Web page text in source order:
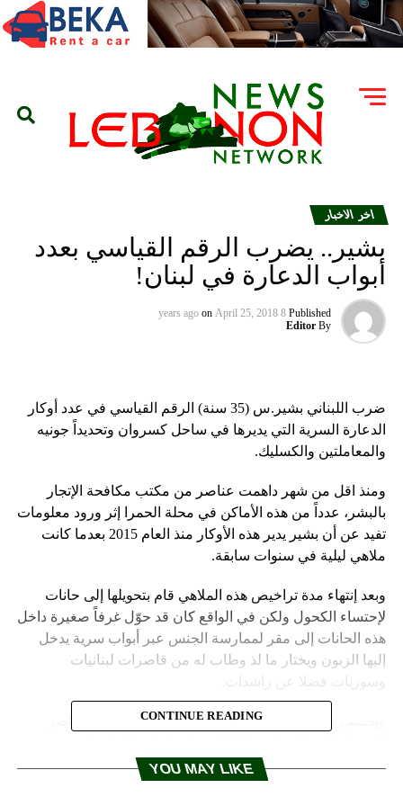
اخر الاخبار
بشير.. يضرب الرقم القياسي بعدد
أبواب الدعارة في لبنان!
Published
8 years ago
on April 25, 2018
By
Editor
ضرب اللبناني بشير.س (35 سنة) الرقم القياسي في عدد أوكار
الدعارة السرية التي يديرها في ساحل كسروان وتحديداً جونيه
والمعاملتين والكسليك.
ومنذ اقل من شهر داهمت عناصر من مكتب مكافحة الإتجار
بالبشر، عدداً من هذه الأماكن في محلة الحمرا إثر ورود معلومات
تفيد عن أن بشير يدير هذه الأوكار منذ العام 2015 بعدما كانت
ملاهي ليلية في سنوات سابقة.
وبعد إنتهاء مدة تراخيص هذه الملاهي قام بتحويلها إلى حانات
لإحتساء الكحول ولكن في الواقع كان قد حوّل غرفاً صغيرة داخل
هذه الحانات إلى مقر لممارسة الجنس عبر أبواب سرية يدخل
إليها الزبون ويختار ما لذ وطاب له من قاصرات لبنانيات
وسوريات فضلا عن راشدات.
وبحسب معلومات “رادار سكوب” فإن خلال مداهمة عناصر
فدخلوها ليجدوا أوقية ذكرية وبعض الأشياء التي تؤكد استعمال
تلك الغرف لممارسة الدعارة.
CONTINUE READING
YOU MAY LIKE